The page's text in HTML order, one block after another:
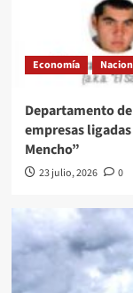
Economía
Departamento
empresas
Mencho”
23 julio, 2026 0